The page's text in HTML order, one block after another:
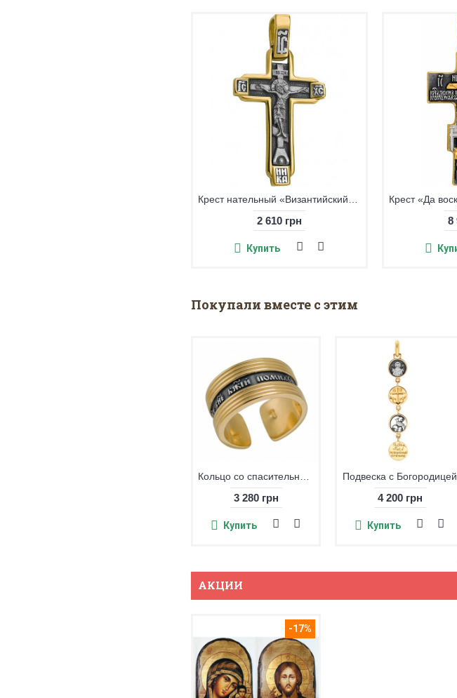
Крест нательный «Лучезарный», серебро 925° с позолотой
Покупали вместе с этим
Кольцо со спасительной молитвой, серебро 925 пробы с позолотой
3 280 грн
Купить
Подвеска с Богородицей
4 200 грн
Купить
АКЦИИ
-17%